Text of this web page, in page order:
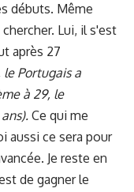
débuts. Même
Lui, il s'est
après 27
le Portugais a
à 29, le
Ce qui me
aussi ce sera pour
Je reste en
de gagner le